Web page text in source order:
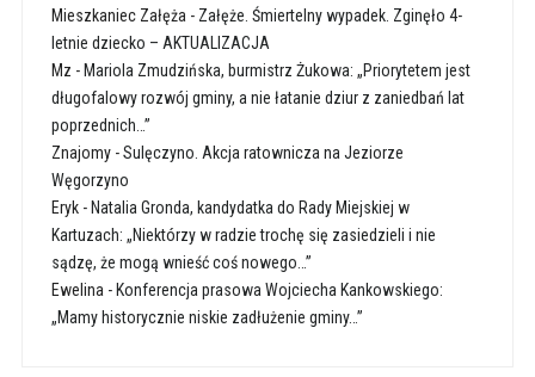
Mieszkaniec Załęża - Załęże. Śmiertelny wypadek. Zginęło 4-
letnie dziecko – AKTUALIZACJA
Mz - Mariola Zmudzińska, burmistrz Żukowa: „Priorytetem jest
długofalowy rozwój gminy, a nie łatanie dziur z zaniedbań lat
poprzednich…”
Znajomy-Sulęczyno. Akcja ratownicza na Jeziorze
Węgorzyno
Eryk- Natalia Gronda, kandydatka do Rady Miejskiej w
Kartuzach: „Niektórzy w radzie trochę się zasiedzieli i nie
sądzę, że mogą wnieść coś nowego…”
Ewelina - Konferencja prasowa Wojciecha Kankowskiego:
„Mamy historycznie niskie zadłużenie gminy…”